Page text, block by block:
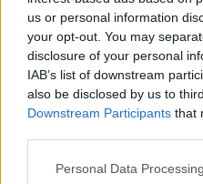
us or personal information
your opt-out. You may
disclosure of your personal
IAB’s list of downstream
also be disclosed by us to
Downstream Participants that
Personal Data
Φωτ.: